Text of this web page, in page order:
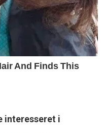
interesseret i